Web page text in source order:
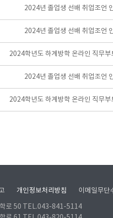
2024년 졸업생 선배 취업조언
2024년 졸업생 선배 취업조언
2024학년도 하계방학 온라인 직무부
2024년 졸업생 선배 취업조언
2024학년도 하계방학 온라인 직무부
개인정보처리방침 이메일무단
로 50 TEL.043-841-5114